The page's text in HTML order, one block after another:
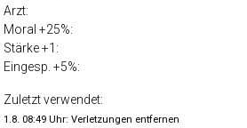
Arzt:
Moral +25%:
Stärke +1:
Eingesp. +5%:
Zuletzt verwendet:
1.8. 08:49 Uhr: Verletzungen entfernen